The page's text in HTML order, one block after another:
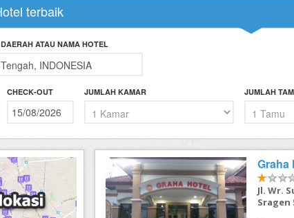
terbaik
ATAU NAMA HOTEL
CHECK-OUT JUMLAH KAMAR JUMLAH
Graha
Jl. Wr.
Sragen